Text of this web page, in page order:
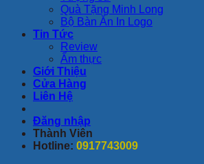
Quà Tặng Minh Long
Bộ Bàn Ăn In Logo
Tin Tức
Review
Ẩm thực
Giới Thiệu
Cửa Hàng
Liên Hệ
Đăng nhập
Thành Viên
Hotline: 0917743009